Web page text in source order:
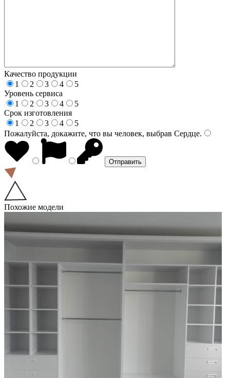
Качество продукции
1
2 3 4
5
Уровень сервиса
1
2 3 4
5
Срок изготовления
1
2 3 4
5
Пожалуйста, докажите, что вы человек, выбрав Сердце.
Похожие модели